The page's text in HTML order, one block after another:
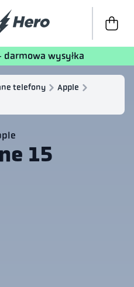
Do kasy
wysyłka
telefony
Apple
15